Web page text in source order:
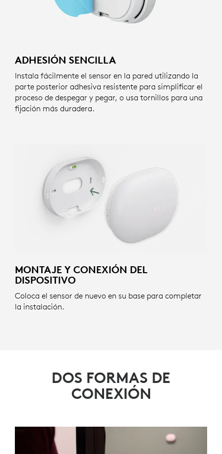
ADHESIÓN SENCILLA
Instala fácilmente el sensor en la pared utilizando la
parte posterior adhesiva resistente para simplificar el
proceso de despegar y pegar, o usa tornillos para una
fijación más duradera.
MONTAJE Y CONEXIÓN DEL
DISPOSITIVO
Coloca el sensor de nuevo en su base para completar
la instalación.
DOS FORMAS DE
CONEXIÓN